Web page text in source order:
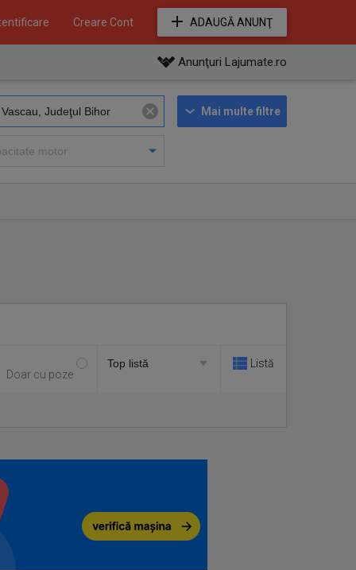
Creare Cont ADAUGĂ ANUNŢ
Anunţuri Lajumate.ro
Mai multe filtre
Doar cu poze
Listă